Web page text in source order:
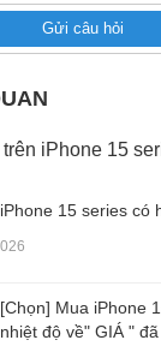
Gửi câu hỏi
15 series có
[Chọn] Mua iPhone
nhiệt độ về" GIÁ "